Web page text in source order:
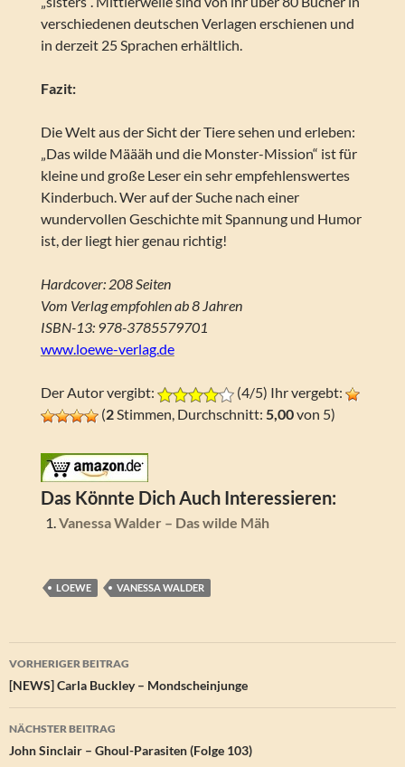
verschiedenen deutschen Verlagen erschienen und
in derzeit 25 Sprachen erhältlich.
Fazit:
Die Welt aus der Sicht der Tiere sehen und erleben:
„Das wilde Määäh und die Monster-Mission“ ist für
kleine und große Leser ein sehr empfehlenswertes
Kinderbuch. Wer auf der Suche nach einer
wundervollen Geschichte mit Spannung und Humor
ist, der liegt hier genau richtig!
Hardcover: 208 Seiten
Vom Verlag empfohlen ab 8 Jahren
ISBN-13: 978-3785579701
www.loewe-verlag.de
Der Autor vergibt:
(4/5) Ihr vergebt:
(2Stimmen, Durchschnitt: 5,00von 5)
Das Könnte Dich Auch Interessieren:
Vanessa Walder – Das wilde Mäh
LOEWE VANESSA WALDER
Beitragsnavigation
VORHERIGER BEITRAG
[NEWS] Carla Buckley – Mondscheinjunge
NÄCHSTER BEITRAG
John Sinclair – Ghoul-Parasiten (Folge 103)